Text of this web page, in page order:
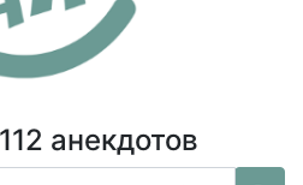
анекдотов